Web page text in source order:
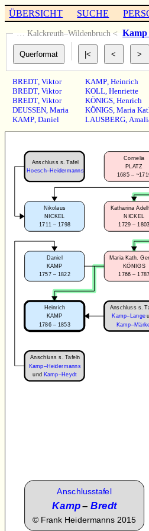
ÜBERSICHT SUCHE
… Kalckreuth–Wildenbruch < Kamp
BREDT,Viktor
BREDT,Viktor
BREDT,Viktor
DEUSSEN,Maria
KAMP,Daniel
KAMP, Heinrich
KOLL, Henriette
KÖNIGS, Henrich
KÖNIGS, Maria
LAUSBERG,
Heinrich
KAMP
1786 – 1853
Daniel
KAMP
1757 – 1822
Maria Kath.
KÖNIGS
1766 – 1787
Katharina
NICKEL
1729 – 1803
Anschluss s.
Kamp–Lange
Anschluss s. Tafeln
Kamp–Heidermanns
undKamp–Heydt
Anschlusstafel
Kamp–Bredt
© Frank Heidermanns 2015
Cornelia
PLATZ
1685 –
Nikolaus
NICKEL
1711 – 1798
Anschluss s. Tafel
Hoesch–Heidermanns